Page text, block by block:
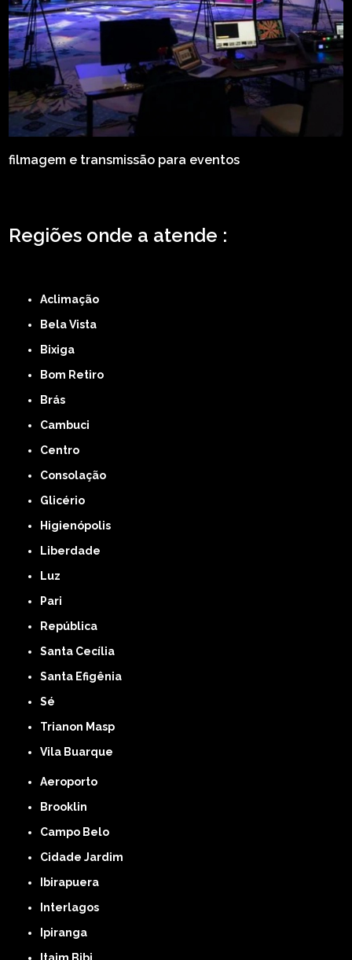
filmagem e transmissão para eventos
Regiões onde a atende :
Aclimação
Bela Vista
Bixiga
Bom Retiro
Brás
Cambuci
Centro
Consolação
Glicério
Higienópolis
Liberdade
Luz
Pari
República
Santa Cecília
Santa Efigênia
Sé
Trianon Masp
Vila Buarque
Aeroporto
Brooklin
Campo Belo
Cidade Jardim
Ibirapuera
Interlagos
Ipiranga
Itaim Bibi